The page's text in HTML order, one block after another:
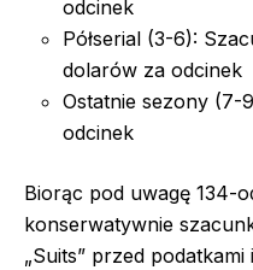
odcinek
Półserial (3-6):
dolarów za odcinek
Ostatnie sezony (7-
odcinek
Biorąc pod uwagę 134-
konserwatywnie
„Suits” przed podatkami